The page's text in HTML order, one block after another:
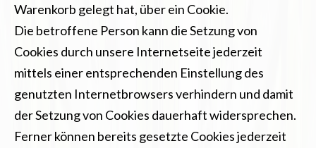
Warenkorb gelegt hat, über ein Cookie.
Die betroffene Person kann die Setzung von
Cookies durch unsere Internetseite jederzeit
mittels einer entsprechenden Einstellung des
genutzten Internetbrowsers verhindern und damit
der Setzung von Cookies dauerhaft widersprechen.
Ferner können bereits gesetzte Cookies jederzeit